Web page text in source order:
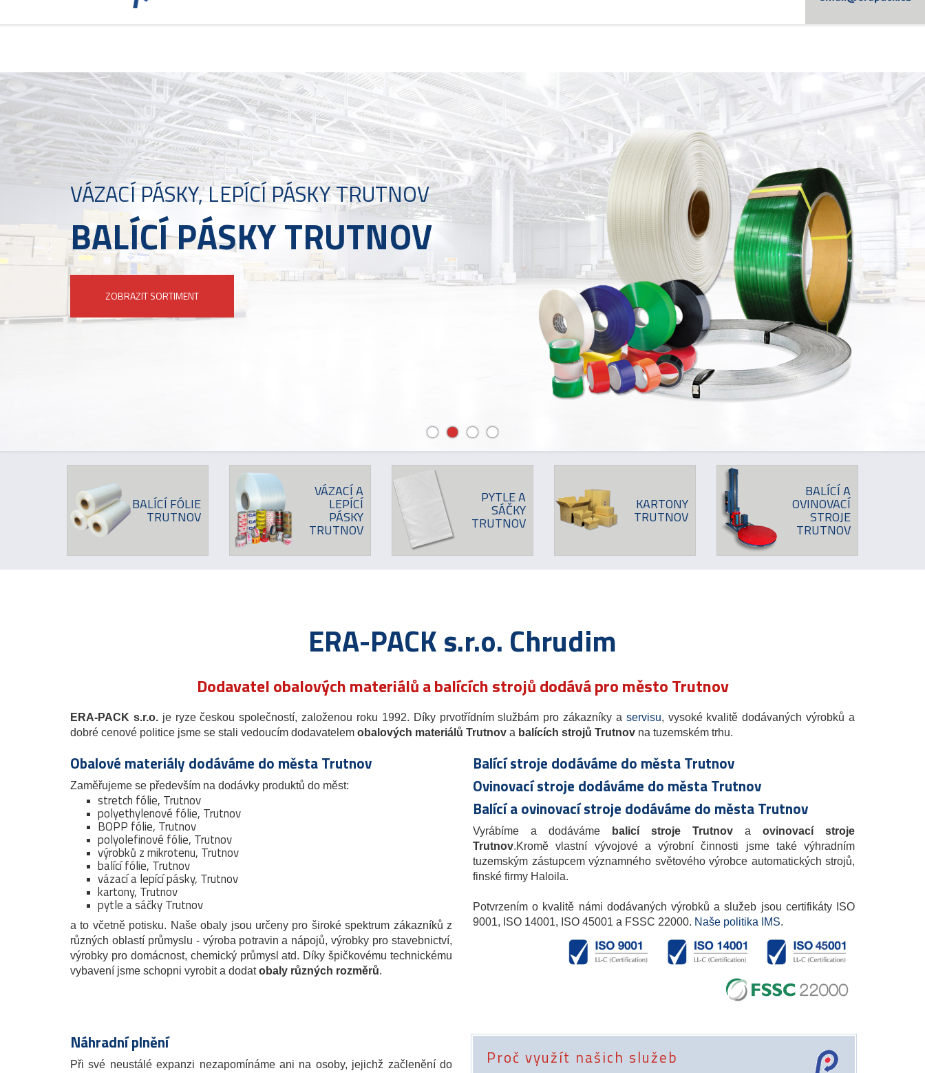
VÁZACÍ PÁSKY, LEPÍCÍ PÁSKY TRUTNOV
BALÍCÍ PÁSKY TRUTNOV
ZOBRAZIT SORTIMENT
BALÍCÍ FÓLIE
TRUTNOV
VÁZACÍ A
LEPÍCÍ
PÁSKY
TRUTNOV
PYTLE A
SÁČKY
TRUTNOV
KARTONY
TRUTNOV
BALÍCÍ A
OVINOVACÍ
STROJE
TRUTNOV
ERA-PACK s.r.o. Chrudim
Dodavatel obalových materiálů a balících strojů dodává pro město Trutnov
ERA-PACK s.r.o.je ryze českou společností, založenou roku 1992. Díky prvotřídním službám pro zákazníky a servisu, vysoké kvalitě dodávaných výrobků a
dobré cenové politice jsme se stali vedoucím dodavatelem obalových materiálů Trutnov a balících strojů Trutnov na tuzemském trhu.
Obalové materiály dodáváme do města Trutnov
Zaměřujeme se především na dodávky produktů do měst:
stretch fólie, Trutnov
polyethylenové fólie, Trutnov
BOPP fólie, Trutnov
polyolefinové fólie, Trutnov
výrobků z mikrotenu, Trutnov
balící fólie, Trutnov
vázací a lepící pásky, Trutnov
kartony, Trutnov
pytle a sáčky Trutnov
a to včetně potisku. Naše obaly jsou určeny pro široké spektrum zákazníků z
různých oblastí průmyslu - výroba potravin a nápojů, výrobky pro stavebnictví,
výrobky pro domácnost, chemický průmysl atd. Díky špičkovému technickému
vybavení jsme schopni vyrobit a dodatobaly různých rozměrů.
Balící stroje dodáváme do města Trutnov
Ovinovací stroje dodáváme do města Trutnov
Balící a ovinovací stroje dodáváme do města Trutnov
Vyrábíme a dodáváme balicí stroje Trutnov a ovinovací stroje
Trutnov.Kromě vlastní vývojové a výrobní činnosti jsme také výhradním
tuzemským zástupcem významného světového výrobce automatických strojů,
finské firmy Haloila.
Potvrzením o kvalitě námi dodávaných výrobků a služeb jsou certifikáty ISO
9001, ISO 14001, ISO 45001 a FSSC 22000. Naše politika IMS.
Náhradní plnění
Při své neustálé expanzi nezapomínáme ani na osoby, jejichž začlenění do
Proč využít našich služeb